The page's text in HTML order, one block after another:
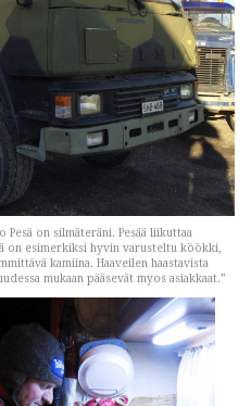
on silmäteräni. Pesää liikuttaa
on esimerkiksi hyvin varusteltu köökki,
kamiina. Haaveilen haastavista
mukaan pääsevät myos asiakkaat.”